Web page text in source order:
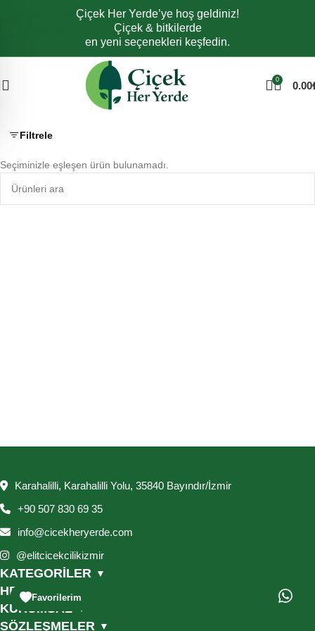
Navigasyona atlaÇiçek Her Yerde’ye hoş geldiniz!
Çiçek & bitkilerde
en yeni seçenekleri keşfedin.
0 0.00
Filtrele
Seçiminizle eşleşen ürün bulunamadı.
Karahalilli, Karahalilli Yolu, 35840 Bayındır/İzmir
+90 507 830 69 35
info@cicekheryerde.com
@elitcicekcilikizmir
KATEGORİLER ▼
HESABIM
KURUMSAL ▼
SÖZLEŞMELER ▼
Favorilerim